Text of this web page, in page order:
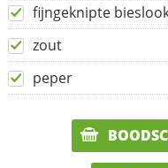
fijngeknipte
zout
peper